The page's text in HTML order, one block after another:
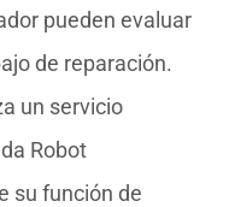
pueden evaluar
de reparación.
un servicio
Robot
su función de